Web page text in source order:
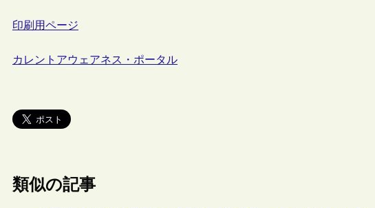
印刷用ページ
カレントアウェアネス・ポータル
類似の記事